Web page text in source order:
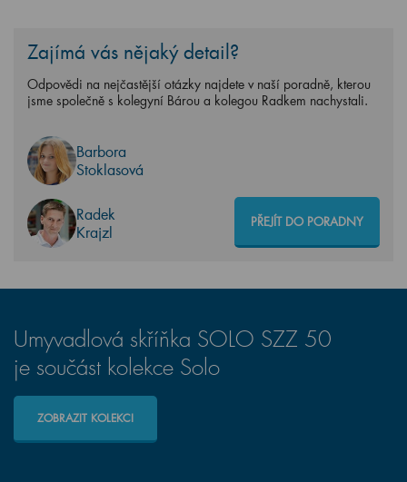
Zajímá vás nějaký detail?
Odpovědi na nejčastější otázky najdete v naší poradně, kterou
jsme společně s kolegyní Bárou a kolegou Radkem nachystali.
Barbora
Stoklasová
Radek
Krajzl
PŘEJÍT DO PORADNY
Umyvadlová skříňka SOLO SZZ 50
je součást kolekce Solo
ZOBRAZIT KOLEKCI